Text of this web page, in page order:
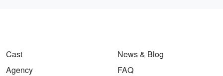
Cast
Agency
News & Blog
FAQ